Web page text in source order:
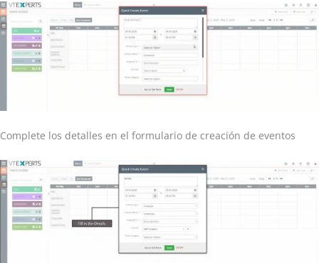
Complete los detalles en el formulario de creación de eventos